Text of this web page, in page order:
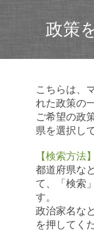
政策
こちらは、
れた政策の
ご希望の政
県を選択し
【検索方法】
都道府県な
て、「検索
す。
政治家名な
を押してく